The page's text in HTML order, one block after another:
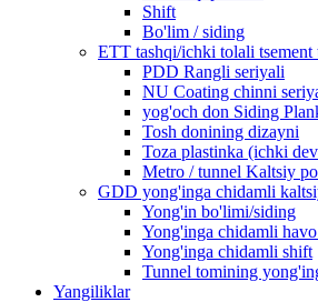
Shift
Bo'lim / siding
ETT tashqi/ichki tolali tsement
PDD Rangli seriyali
NU Coating chinni
yog'och don Siding
Tosh donining dizayni
Toza plastinka (ichki
Metro / tunnel Kaltsiy
GDD yong'inga chidamli
Yong'in bo'limi/siding
Yong'inga chidamli
Yong'inga chidamli shift
Tunnel tomining
Yangiliklar